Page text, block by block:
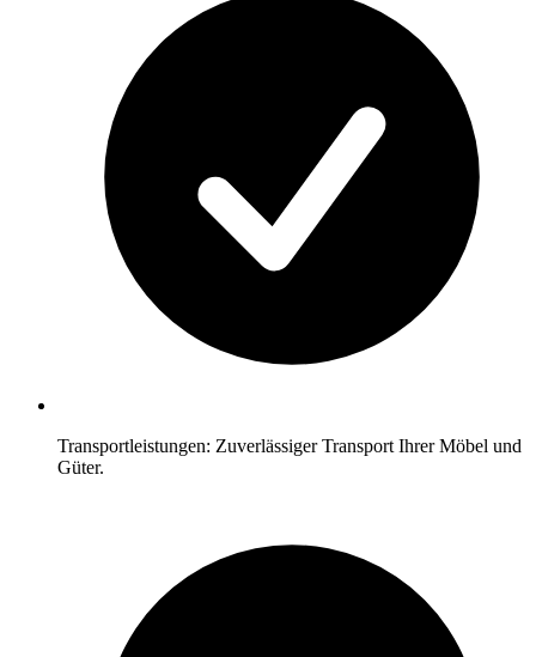
Transportleistungen: Zuverlässiger Transport Ihrer Möbel und
Güter.